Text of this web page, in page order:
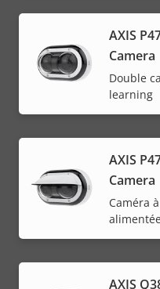
AXIS
Camera
Double
learning
AXIS
Camera
Caméra
AXIS